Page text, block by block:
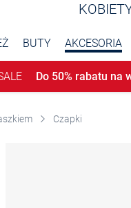
BUTY AKCESORIA
Do 50% rabatu na
Czapki